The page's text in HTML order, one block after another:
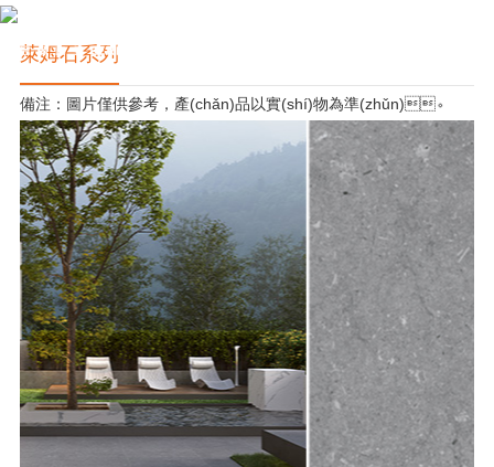
萊姆石系列
備注：圖片僅供參考，產(chǎn)品以實(shí)物為準(zhǔn)。